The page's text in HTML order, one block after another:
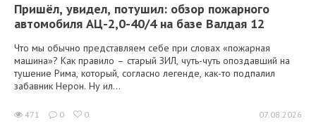
Пришёл, увидел, потушил: обзор пожарного
автомобиля АЦ-2,0-40/4 на базе Валдая 12
Что мы обычно представляем себе при словах «пожарная
машина»? Как правило – старый ЗИЛ, чуть-чуть опоздавший на
тушение Рима, который, согласно легенде, как-то подпалил
забавник Нерон. Ну ил...
471 0 0 07.08.2026